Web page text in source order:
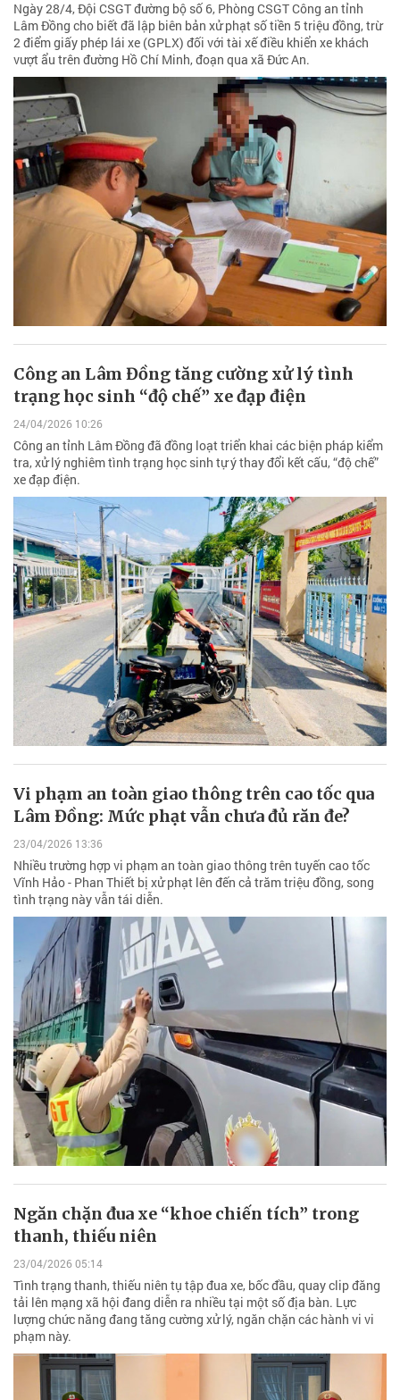
Ngày 28/4, Đội CSGT đường bộ số 6, Phòng CSGT Công an tỉnh
Lâm Đồng cho biết đã lập biên bản xử phạt số tiền 5 triệu đồng, trừ
2 điểm giấy phép lái xe (GPLX) đối với tài xế điều khiển xe khách
vượt ẩu trên đường Hồ Chí Minh, đoạn qua xã Đức An.
Công an Lâm Đồng tăng cường xử lý tình
trạng học sinh “độ chế” xe đạp điện
24/04/2026 10:26
Công an tỉnh Lâm Đồng đã đồng loạt triển khai các biện pháp kiểm
tra, xử lý nghiêm tình trạng học sinh tự ý thay đổi kết cấu, “độ chế”
xe đạp điện.
Vi phạm an toàn giao thông trên cao tốc qua
Lâm Đồng: Mức phạt vẫn chưa đủ răn đe?
23/04/2026 13:36
Nhiều trường hợp vi phạm an toàn giao thông trên tuyến cao tốc
Vĩnh Hảo - Phan Thiết bị xử phạt lên đến cả trăm triệu đồng, song
tình trạng này vẫn tái diễn.
Ngăn chặn đua xe “khoe chiến tích” trong
thanh, thiếu niên
23/04/2026 05:14
Tình trạng thanh, thiếu niên tụ tập đua xe, bốc đầu, quay clip đăng
tải lên mạng xã hội đang diễn ra nhiều tại một số địa bàn. Lực
lượng chức năng đang tăng cường xử lý, ngăn chặn các hành vi vi
phạm này.